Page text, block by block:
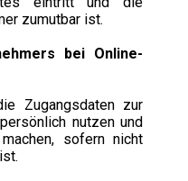
zumutbar ist.
bei Online-
Zugangsdaten zur
nutzen und
sofern nicht